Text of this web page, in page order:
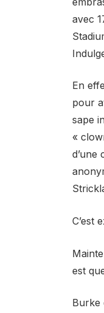
avec
En
pour
sape
«
d’une
C’est
est
Burke